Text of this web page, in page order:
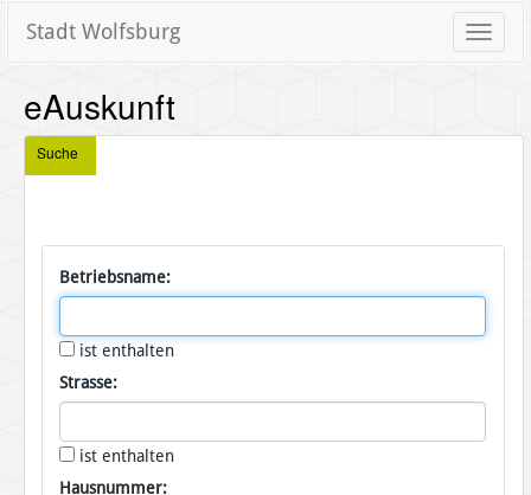
Toggle
Stadt Wolfsburg
eAuskunft
Suche
Betriebsname:
ist enthalten
Strasse:
ist enthalten
Hausnummer: